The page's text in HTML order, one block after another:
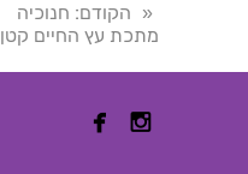
« הקודם: חנוכיה
מתכת עץ החיים קטן
 